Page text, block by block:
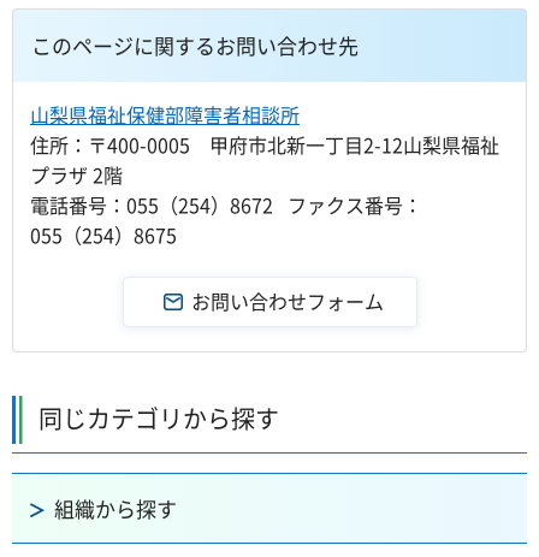
このページに関するお問い合わせ先
山梨県福祉保健部障害者相談所
住所：〒400-0005 甲府市北新一丁目2-12山梨県福祉
プラザ 2階
電話番号：055（254）8672 ファクス番号：
055（254）8675
同じカテゴリから探す
組織から探す